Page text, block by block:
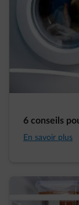
6 conseils
En savoir plus